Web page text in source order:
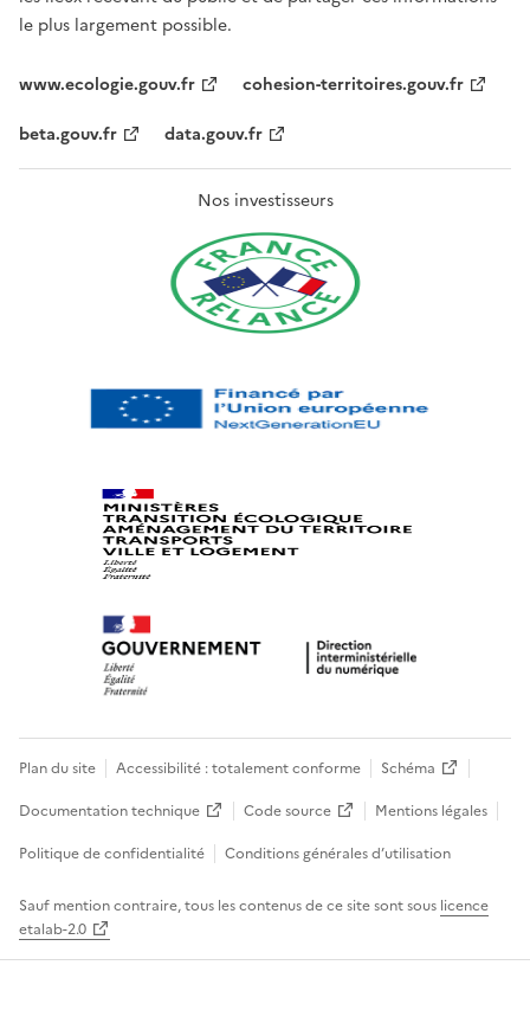
le plus largement possible.
www.ecologie.gouv.fr
cohesion-territoires.gouv.fr
beta.gouv.fr
data.gouv.fr
Nos investisseurs
Plan du site Accessibilité : totalement conforme
Schéma
Documentation technique
Code source
Mentions légales
Politique de confidentialité
Conditions générales d’utilisation
Sauf mention contraire, tous les contenus de ce site sont sous licence
etalab-2.0